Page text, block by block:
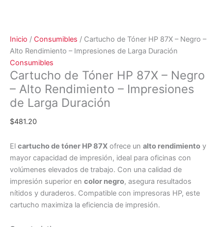
Inicio / Consumibles / Cartucho de Tóner HP 87X – Negro –
Alto Rendimiento – Impresiones de Larga Duración
Consumibles
Cartucho de Tóner HP 87X – Negro
– Alto Rendimiento – Impresiones
de Larga Duración
$481.20
El cartucho de tóner HP 87X ofrece un alto rendimiento y
mayor capacidad de impresión, ideal para oficinas con
volúmenes elevados de trabajo. Con una calidad de
impresión superior en color negro, asegura resultados
nítidos y duraderos. Compatible con impresoras HP, este
cartucho maximiza la eficiencia de impresión.